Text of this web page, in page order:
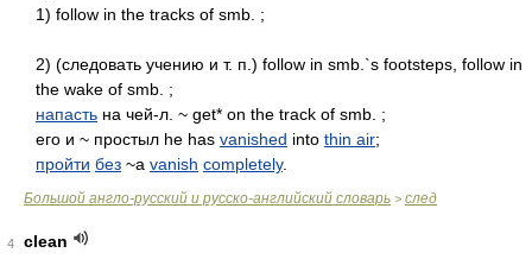
1) follow in the tracks of smb. ;
2) (следовать учению и т. п.) follow in smb.`s footsteps, follow in
the wake of smb. ;
напасть на чей-л. ~ get* on the track of smb. ;
его и ~ простыл he has vanished into thin air;
пройти без ~а vanish completely.
Большой англо-русский и русско-английский словарь > след
4
clean